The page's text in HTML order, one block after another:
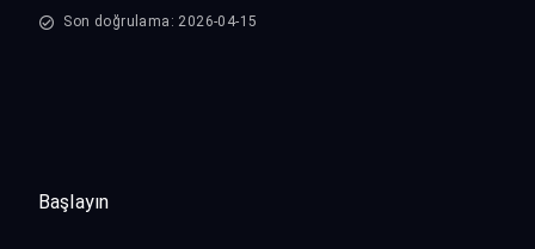
Son doğrulama: 2026-04-15
Başlayın